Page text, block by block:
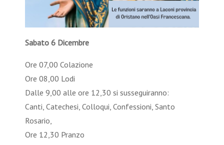
Sabato 6 Dicembre
Ore 07,00 Colazione
Ore 08,00 Lodi
Dalle 9,00 alle ore 12,30 si susseguiranno:
Canti, Catechesi, Colloqui, Confessioni, Santo
Rosario,
Ore 12,30 Pranzo